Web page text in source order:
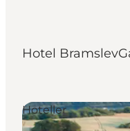
Book
Praktisk info
Hotel
Hoteller